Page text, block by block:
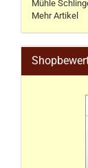
Mühle
Mehr Artikel